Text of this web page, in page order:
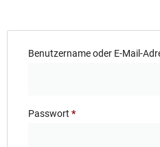
Benutzername oder E-Mail-
Passwort *